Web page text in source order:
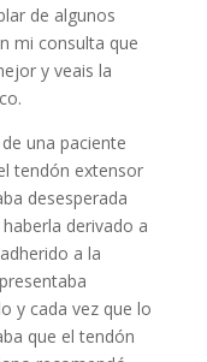
de algunos
mi consulta que
y veais la
una paciente
tendón extensor
desesperada
derivado a
a la
y cada vez que lo
que el tendón